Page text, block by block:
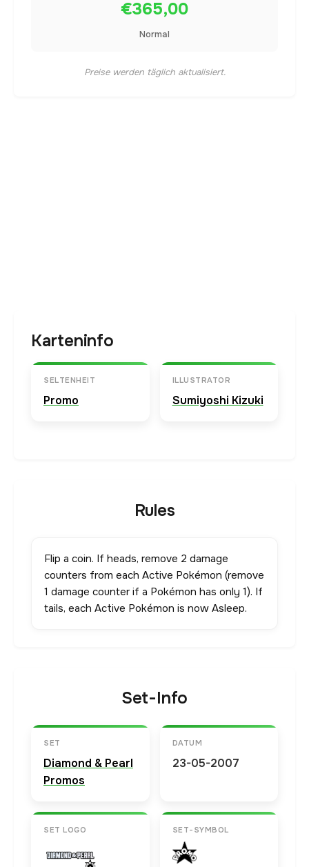
€365,00
Normal
Preise werden täglich aktualisiert.
Karteninfo
SELTENHEIT
Promo
ILLUSTRATOR
Sumiyoshi Kizuki
Rules
Flip a coin. If heads, remove 2 damage
counters from each Active Pokémon (remove
1 damage counter if a Pokémon has only 1). If
tails, each Active Pokémon is now Asleep.
Set-Info
SET
Diamond & Pearl
Promos
DATUM
23-05-2007
SET LOGO SET-SYMBOL